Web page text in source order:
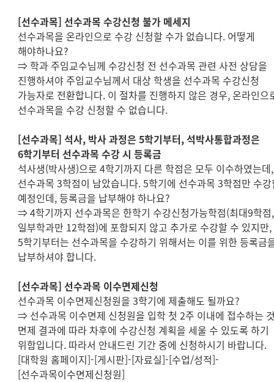
[선수과목]선수과목 수강신청 불가 메세지
선수과목을 온라인으로 수강 신청할 수가 없습니다. 어떻게
해야하나요?
⇒ 학과 주임교수님께 수강신청 전 선수과목 관련 사전 상담을
진행하셔야 주임교수님께서 대상 학생을 선수과목 수강신청
가능자로 전환합니다. 이 절차를 진행하지 않은 경우,온라인으
선수과목을 수강 신청할 수 없습니다.
[선수과목]석사, 박사 과정은5학기부터,석박사통합과정은
6학기부터 선수과목 수강 시 등록금
석사생(박사생)으로4학기까지 다른 학점은 모두 이수하였는데,
선수과목3학점이 남았습니다. 5학기에 선수과목3학점만 수
예정인데,등록금을 납부해야 하나요?
⇒4학기까지 선수과목은 한학기 수강신청가능학점(최대9학점,
일부학과만 12학점)에 포함되지 않고 추가로 수강할 수 있지만,
5학기부터는 선수과목을 수강하기 위해서는 이를 위한 등록금
납부하셔야 합니다.
[선수과목]선수과목 이수면제신청
선수과목 이수면제신청원을3학기에 제출해도 될까요?
⇒ 선수과목 이수면제 신청원을 입학 첫2주 이내에 접수하는
면제 결과에 따라 차후에 수강신청 계획을 세울 수 있도록 하기
위함입니다. 따라서 안내드린 기간 중에 신청하시기 바랍니다.
[대학원 홈페이지]-[게시판]-[자료실]-[수업/성적]-
[선수과목이수면제신청원]